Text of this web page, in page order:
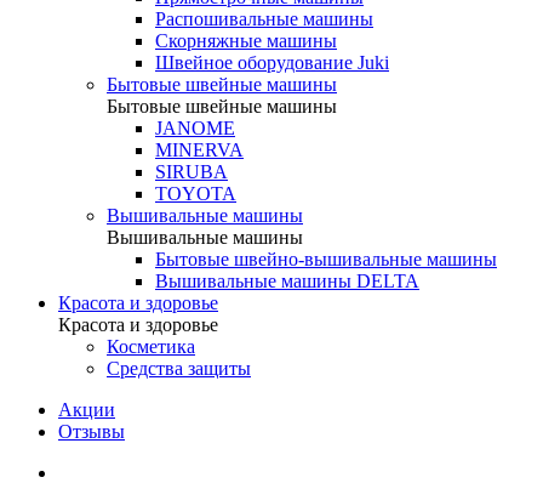
Распошивальные машины
Скорняжные машины
Швейное оборудование Juki
Бытовые швейные машины
Бытовые швейные машины
JANOME
MINERVA
SIRUBA
TOYOTA
Вышивальные машины
Вышивальные машины
Бытовые швейно-вышивальные машины
Вышивальные машины DELTA
Красота и здоровье
Красота и здоровье
Косметика
Средства защиты
Акции
Отзывы